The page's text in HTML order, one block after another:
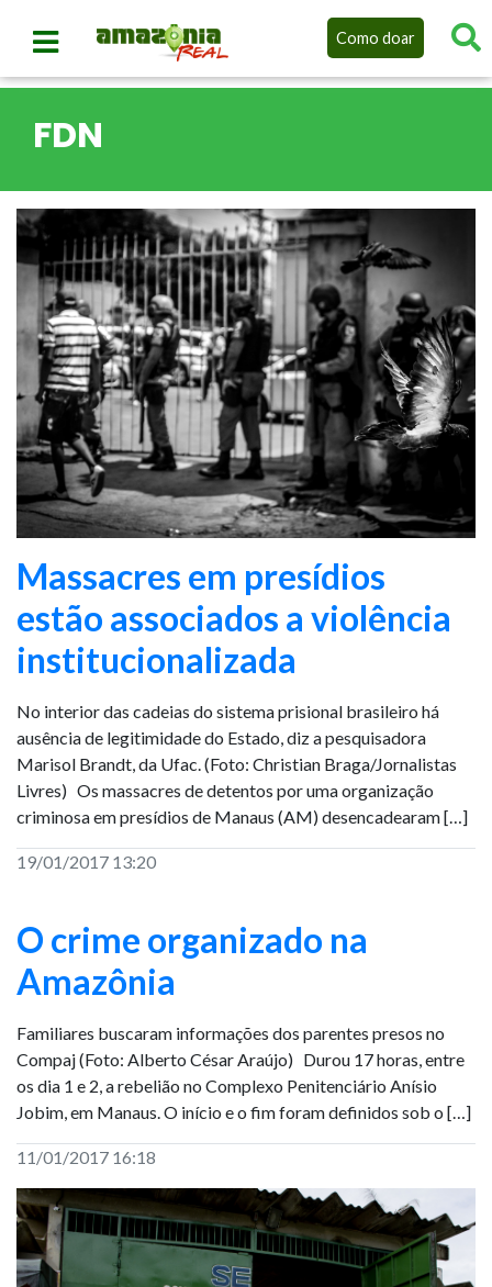
Como doar
FDN
Massacres em presídios
estão associados a violência
institucionalizada
No interior das cadeias do sistema prisional brasileiro há
ausência de legitimidade do Estado, diz a pesquisadora
Marisol Brandt, da Ufac. (Foto: Christian Braga/Jornalistas
Livres) Os massacres de detentos por uma organização
criminosa em presídios de Manaus (AM) desencadearam […]
19/01/2017 13:20
O crime organizado na
Amazônia
Familiares buscaram informações dos parentes presos no
Compaj (Foto: Alberto César Araújo) Durou 17 horas, entre
os dia 1 e 2, a rebelião no Complexo Penitenciário Anísio
Jobim, em Manaus. O início e o fim foram definidos sob o […]
11/01/2017 16:18